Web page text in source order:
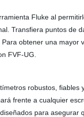
Fluke al
Transfiera puntos de
obtener una mayor
FVF-UG.
robustos,
frente a cualquier
para